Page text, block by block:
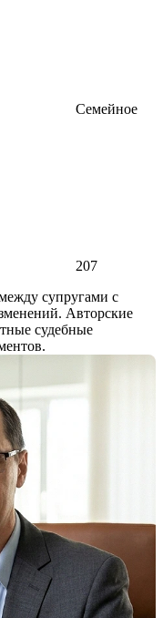
Семейное
207
супругами с
Авторские
судебные